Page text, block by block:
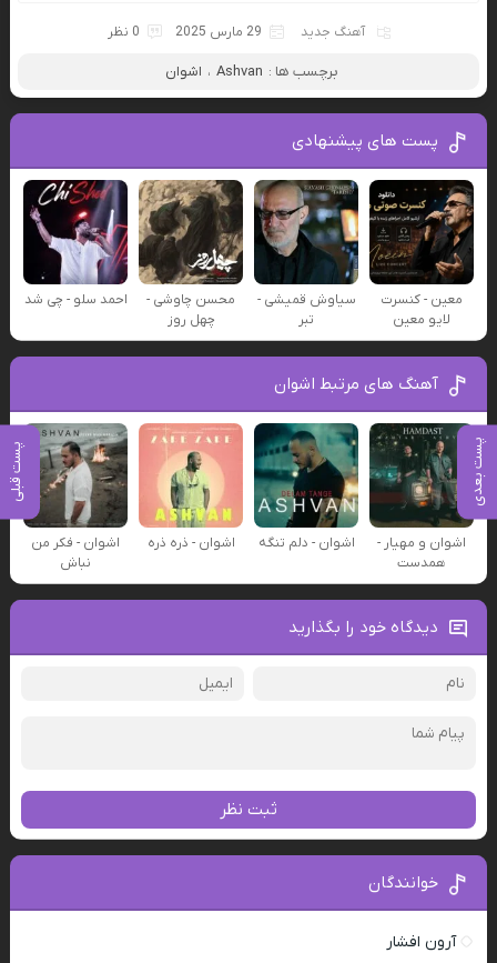
پست بعدی پست قبلی
آهنگ جدید 29 مارس 2025 0 نظر
برچسب ها : Ashvan ، اشوان
پست های پیشنهادی
معین - کنسرت
لایو معین
سیاوش قمیشی -
تبر
محسن چاوشی -
چهل روز
احمد سلو - چی شد
آهنگ های مرتبط اشوان
اشوان و مهیار -
همدست
اشوان - دلم تنگه اشوان - ذره ذره
اشوان - فکر من
نباش
دیدگاه خود را بگذارید
ثبت نظر
خوانندگان
آرون افشار